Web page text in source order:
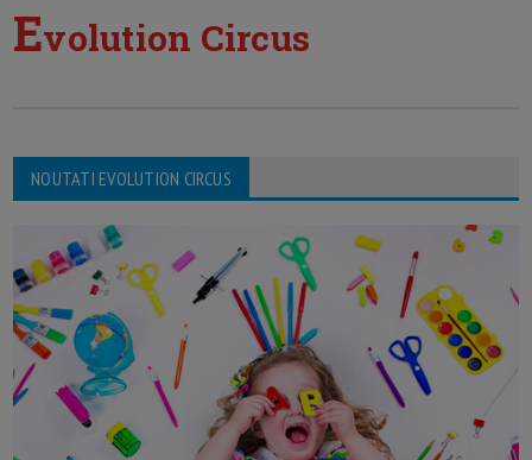
Evolution Circus
NOUTATI EVOLUTION CIRCUS